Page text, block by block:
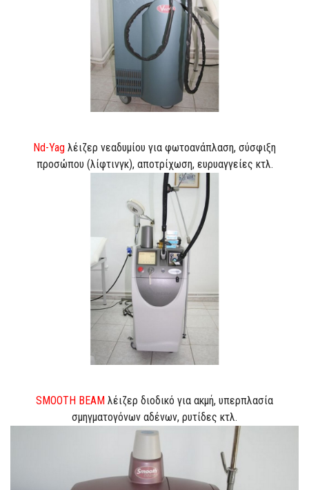
Nd-Yag λέιζερ νεαδυμίου για φωτοανάπλαση, σύσφιξη
προσώπου (λίφτινγκ), αποτρίχωση, ευρυαγγείες κτλ.
SMOOTH BEAM λέιζερ διοδικό για ακμή, υπερπλασία
σμηγματογόνων αδένων, ρυτίδες κτλ.